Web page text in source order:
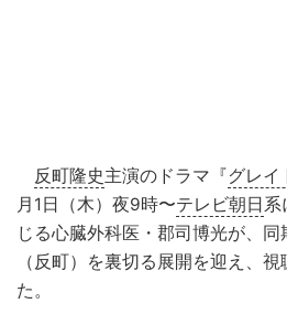
反町隆史主演のドラマ『グレイ
月1日（木）夜9時〜テレビ朝日 系
じる心臓外科医・郡司博光が、
（反町）を裏切る展開を迎え、
た。